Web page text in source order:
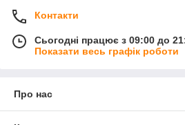
Контакти
Сьогодні працює з 09:00 до
Показати весь графік роботи
Про нас